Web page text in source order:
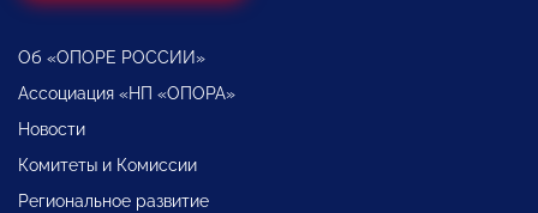
Об «ОПОРЕ РОССИИ»
Ассоциация «НП «ОПОРА»
Новости
Комитеты и Комиссии
Региональное развитие